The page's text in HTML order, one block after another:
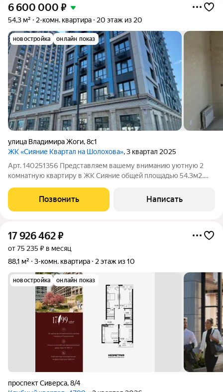
6 600 000 ₽
54,3 м² 2-комн. квартира 20 этаж из 20
новостройка онлайн показ
улица Владимира Жоги,8с1
ЖК «Сияние Квартал на Шолохова», 3 квартал 2025
Арт. 140251356 Представляем вашему вниманию уютную 2
комнатную квартиру в ЖК Сияние общей площадью 54.3м2.
стяжка, штукатурка, разводка электрики, проложены трассы
под сплит системы и добавлены точки
Позвонить Написать
17 926 462₽
от 75 235 ₽ в месяц
88,1 м²
3-комн. квартира 2 этаж из 10
новостройка онлайн показ
проспект Сиверса,8/4